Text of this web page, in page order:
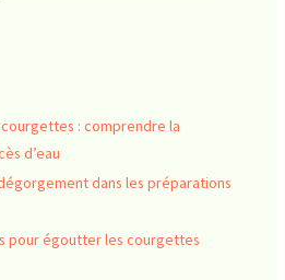
: comprendre la
d’eau
dans les préparations
pour égoutter les courgettes